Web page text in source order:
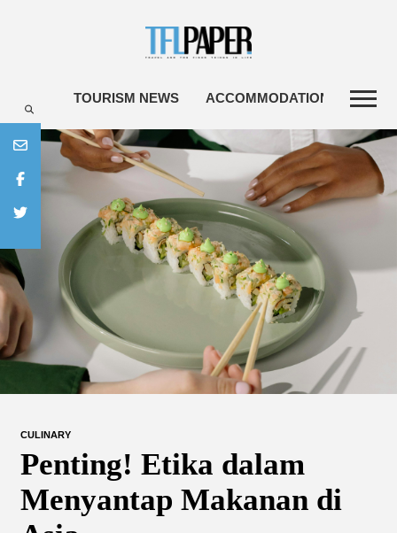
TOURISM NEWS ACCOMMODATIONS
CULINARY
Penting! Etika dalam
Menyantap Makanan di